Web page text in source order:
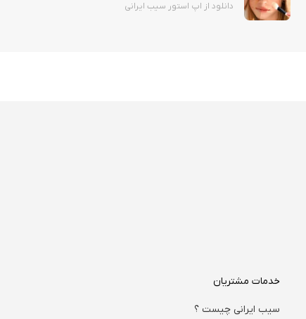
دانلود از اپ استور سیب ایرانی
خدمات مشتریان
سیب ایرانی چیست ؟